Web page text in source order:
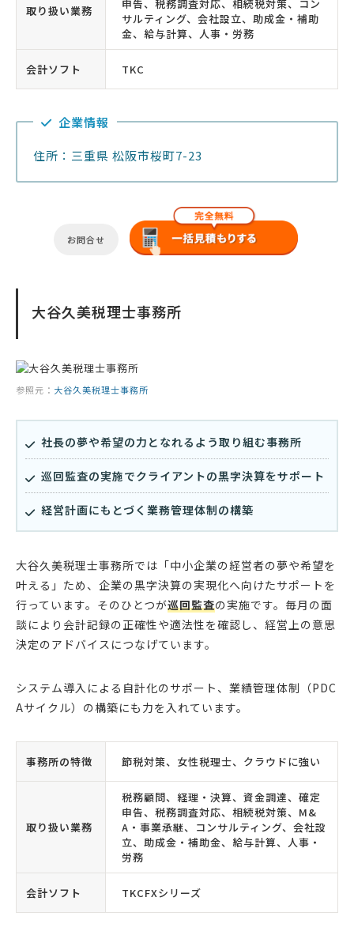
取り扱い業務
申告、税務調査対応、相続税対策、コン
サルティング、会社設立、助成金・補助
金、給与計算、人事・労務
会計ソフト TKC
企業情報
住所：三重県 松阪市桜町7-23
お問合せ
大谷久美税理士事務所
参照元： 大谷久美税理士事務所
社長の夢や希望の力となれるよう取り組む事務所
巡回監査の実施でクライアントの黒字決算をサポート
経営計画にもとづく業務管理体制の構築
大谷久美税理士事務所では「中小企業の経営者の夢や希望を
叶える」ため、企業の黒字決算の実現化へ向けたサポートを
行っています。そのひとつが巡回監査の実施です。毎月の面
談により会計記録の正確性や適法性を確認し、経営上の意思
決定のアドバイスにつなげています。
システム導入による自計化のサポート、業績管理体制（PDC
Aサイクル）の構築にも力を入れています。
事務所の特徴 節税対策、女性税理士、クラウドに強い
取り扱い業務
税務顧問、経理・決算、資金調達、確定
申告、税務調査対応、相続税対策、M&
A・事業承継、コンサルティング、会社設
立、助成金・補助金、給与計算、人事・
労務
会計ソフト TKCFXシリーズ